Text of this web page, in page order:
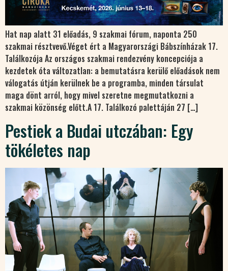
Hat nap alatt 31 előadás, 9 szakmai fórum, naponta 250
szakmai résztvevő.Véget ért a Magyarországi Bábszínházak 17.
Találkozója Az országos szakmai rendezvény koncepciója a
kezdetek óta változatlan: a bemutatásra kerülő előadások nem
válogatás útján kerülnek be a programba, minden társulat
maga dönt arról, hogy mivel szeretne megmutatkozni a
szakmai közönség előtt.A 17. Találkozó palettáján 27 […]
Pestiek a Budai utczában: Egy
tökéletes nap